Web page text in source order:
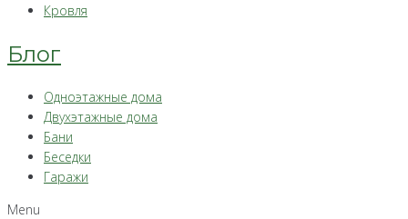
Кровля
Блог
Одноэтажные дома
Двухэтажные дома
Бани
Беседки
Гаражи
Menu